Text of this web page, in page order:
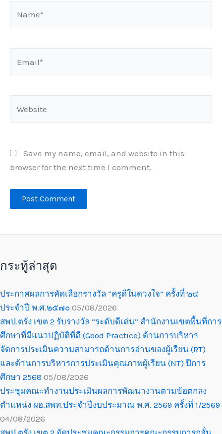
Save my name, email, and website in this
browser for the next time I comment.
กระทู้ล่าสุด
ประกาศผลการคัดเลือกรางวัล “ครูดีในดวงใจ” ครั้งที่ ๒๔
ประจำปี พ.ศ.๒๕๗๐ 05/08/2026
สพป.ตรัง เขต 2 รับรางวัล “ระดับดีเด่น” สำนักงานเขตพื้นที่การ
ศึกษาที่มีแนวปฏิบัติที่ดี (Good Practice) ด้านการบริหาร
จัดการประเมินความสามารถด้านการอ่านของผู้เรียน (RT)
และด้านการบริหารการประเมินคุณภาพผู้เรียน (NT) ปีการ
ศึกษา 2568 05/08/2026
ประชุมคณะทำงานประเมินผลการพัฒนางานตามข้อตกลง
ตำแหน่ง ผอ.สพท.ประจำปีงบประมาณ พ.ศ. 2569 ครั้งที่ 1/2569
04/08/2026